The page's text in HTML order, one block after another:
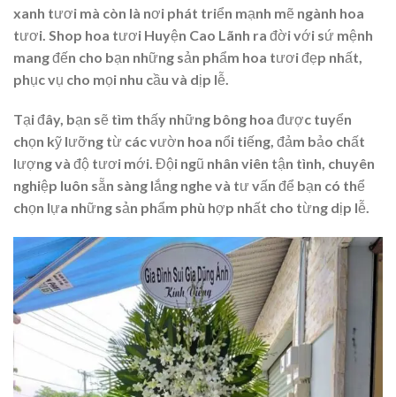
xanh tươi mà còn là nơi phát triển mạnh mẽ ngành hoa
tươi. Shop hoa tươi Huyện Cao Lãnh ra đời với sứ mệnh
mang đến cho bạn những sản phẩm hoa tươi đẹp nhất,
phục vụ cho mọi nhu cầu và dịp lễ.
Tại đây, bạn sẽ tìm thấy những bông hoa được tuyển
chọn kỹ lưỡng từ các vườn hoa nổi tiếng, đảm bảo chất
lượng và độ tươi mới. Đội ngũ nhân viên tận tình, chuyên
nghiệp luôn sẵn sàng lắng nghe và tư vấn để bạn có thể
chọn lựa những sản phẩm phù hợp nhất cho từng dịp lễ.